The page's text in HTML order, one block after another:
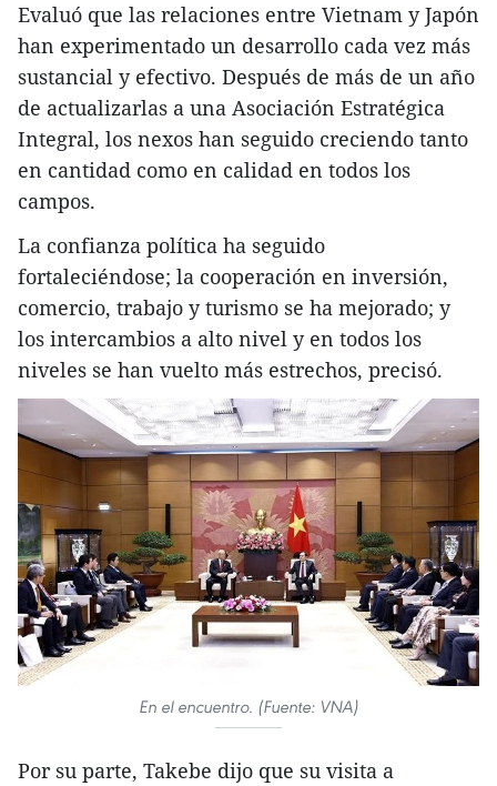
Evaluó que las relaciones entre Vietnam y Japón
han experimentado un desarrollo cada vez más
sustancial y efectivo. Después de más de un año
de actualizarlas a una Asociación Estratégica
Integral, los nexos han seguido creciendo tanto
en cantidad como en calidad en todos los
campos.
La confianza política ha seguido
fortaleciéndose; la cooperación en inversión,
comercio, trabajo y turismo se ha mejorado; y
los intercambios a alto nivel y en todos los
niveles se han vuelto más estrechos, precisó.
En el encuentro. (Fuente: VNA)
Por su parte, Takebe dijo que su visita a